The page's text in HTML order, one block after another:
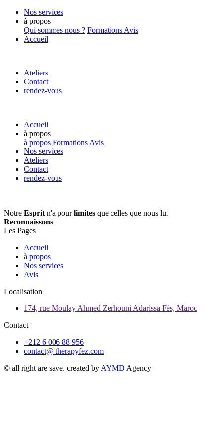
Nos services
à propos
Qui sommes nous ? Formations Avis
Accueil
Ateliers
Contact
rendez-vous
Accueil
à propos
à propos Formations Avis
Nos services
Ateliers
Contact
rendez-vous
Notre Esprit n'a pourlimites que celles que nous lui
Reconnaissons
Les Pages
Accueil
à propos
Nos services
Avis
Localisation
174, rue Moulay Ahmed Zerhouni Adarissa Fès, Maroc
Contact
+212 6 006 88 956
contact@ therapyfez.com
© all right are save, created by AYMD Agency